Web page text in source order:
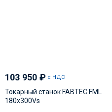
103 950 ₽ с НДС
Токарный станок FABTEC FML
180х300Vs